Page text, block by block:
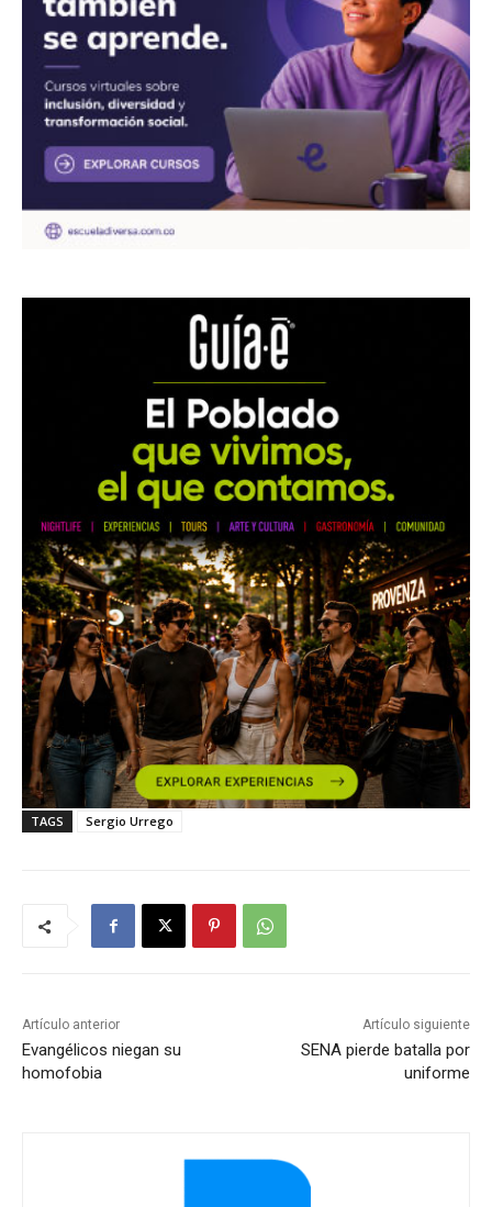
TAGS Sergio Urrego
Artículo anterior
Evangélicos niegan su
homofobia
Artículo siguiente
SENA pierde batalla por
uniforme